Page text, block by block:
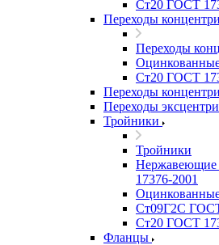
Ст20 ГОСТ
Переходы
Переходы
Ст20 ГОСТ
Переходы
Переходы
Тройники
Тройники
17376-2001
Ст09Г2С
Ст20 ГОСТ
Фланцы